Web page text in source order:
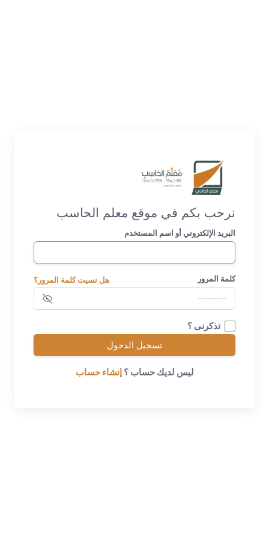
نرحب بكم في موقع معلم الحاسب
البريد الإلكتروني أو اسم المستخدم
كلمة المرور هل نسيت كلمة المرور؟
تذكرنى ؟
تسجيل الدخول
ليس لديك حساب ؟ إنشاء حساب